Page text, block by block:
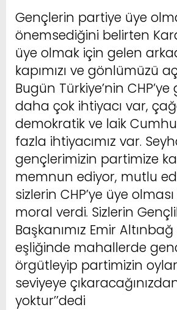
Gençlerin partiye üye
önemsediğini belirten
üye olmak için gelen
kapımızı ve gönlümüzü
Bugün Türkiye’nin
daha çok ihtiyacı var,
demokratik ve laik
fazla ihtiyacımız var.
gençlerimizin partimize
memnun ediyor, mutlu
sizlerin CHP’ye üye
moral verdi. Sizlerin
Başkanımız Emir
eşliğinde mahallerde
örgütleyip partimizin
seviyeye
yoktur’’dedi